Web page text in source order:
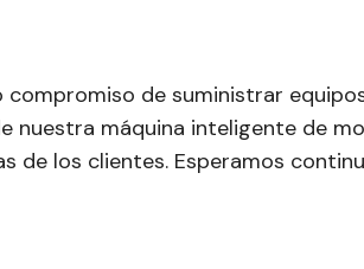
de suministrar
máquina inteligente de
los clientes. Esperamos